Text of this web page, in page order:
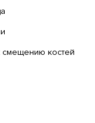
смещению костей